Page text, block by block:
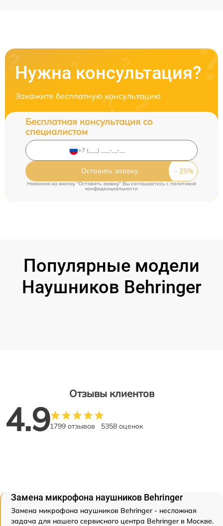
Нужна консультация?
Закажите бесплатную консультацию
Бесплатная консультация со
специалистом
Оставить заявку
Нажимая на кнопку "Оставить заявку" Вы соглашаетесь cполитикой
конфиденциальности
Популярные модели
Наушников Behringer
Отзывы клиентов
4.91799 отзывов 5358 оценок
Замена микрофона наушников Behringer
Замена микрофона наушников Behringer - несложная
задача для нашего сервисного центра Behringer в Москве.